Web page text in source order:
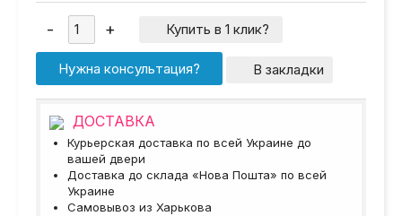
Купить в 1 клик?
Нужна консультация? В закладки
ДОСТАВКА
Курьерская доставка по всей Украине до
вашей двери
Доставка до склада «Нова Пошта» по всей
Украине
Самовывоз из Харькова